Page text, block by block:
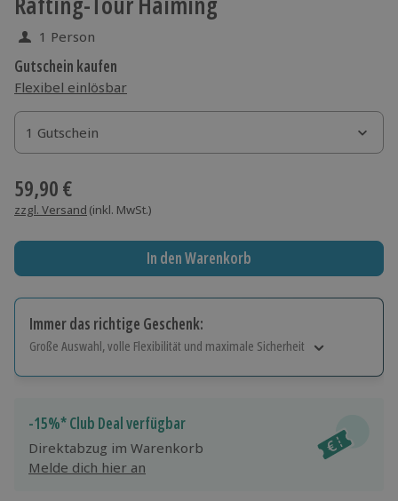
1 Person
Gutschein kaufen
Flexibel einlösbar
1 Gutschein
1 Gutschein
1 Gutschein
59,90 €
zzgl. Versand (inkl. MwSt.)
In den Warenkorb
Immer das richtige Geschenk:
Große Auswahl, volle Flexibilität und maximale Sicherheit
Jeder Gutschein für alle Erlebnisse einlösbar.
Maximale Sicherheit
3 Jahre gültig & verlängerbar.
-15%* Club Deal verfügbar
Direktabzug im Warenkorb
Melde dich hier an